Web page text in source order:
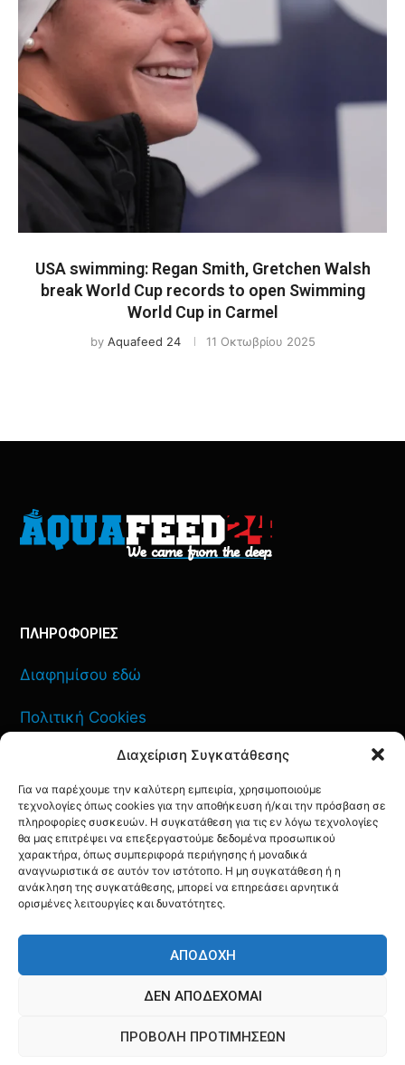
Διαχείριση Συγκατάθεσης
Για να παρέχουμε την καλύτερη εμπειρία, χρησιμοποιούμε
τεχνολογίες όπως cookies για την αποθήκευση ή/και την πρόσβαση σε
πληροφορίες συσκευών. Η συγκατάθεση για τις εν λόγω τεχνολογίες
θα μας επιτρέψει να επεξεργαστούμε δεδομένα προσωπικού
χαρακτήρα, όπως συμπεριφορά περιήγησης ή μοναδικά
αναγνωριστικά σε αυτόν τον ιστότοπο. Η μη συγκατάθεση ή η
ανάκληση της συγκατάθεσης, μπορεί να επηρεάσει αρνητικά
ορισμένες λειτουργίες και δυνατότητες.
ΑΠΟΔΟΧΉ
ΔΕΝ ΑΠΟΔΈΧΟΜΑΙ
ΠΡΟΒΟΛΉ ΠΡΟΤΙΜΉΣΕΩΝ
USA swimming: Regan Smith, Gretchen Walsh
break World Cup records to open Swimming
World Cup in Carmel
by Aquafeed 24 11 Οκτωβρίου 2025
ΠΛΗΡΟΦΟΡΙΕΣ
Διαφημίσου εδώ
Πολιτική Cookies
Πολιτική Απορρήτου
ΕΠΙΚΟΙΝΩΝΙΑ
YOUTUBE